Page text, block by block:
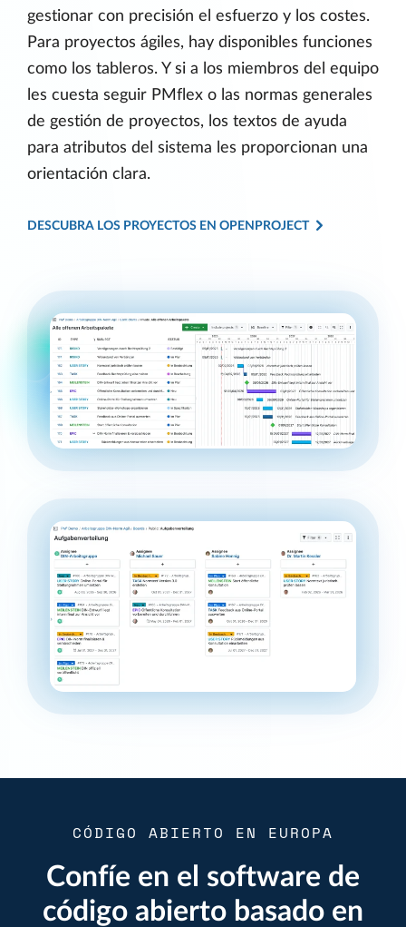
gestionar con precisión el esfuerzo y los costes.
Para proyectos ágiles, hay disponibles funciones
como los tableros. Y si a los miembros del equipo
les cuesta seguir PMflex o las normas generales
de gestión de proyectos, los textos de ayuda
para atributos del sistema les proporcionan una
orientación clara.
DESCUBRA LOS PROYECTOS EN OPENPROJECT
CÓDIGO ABIERTO EN EUROPA
Confíe en el software de
código abierto basado en